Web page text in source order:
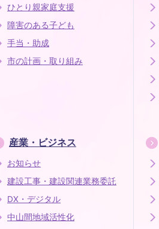
ひとり親家庭支援
障害のある子ども
手当・助成
市の計画・取り組み
産業・ビジネス
お知らせ
建設工事・建設関連業務委託
DX・デジタル
中山間地域活性化